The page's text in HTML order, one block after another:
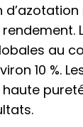
au
10 %.